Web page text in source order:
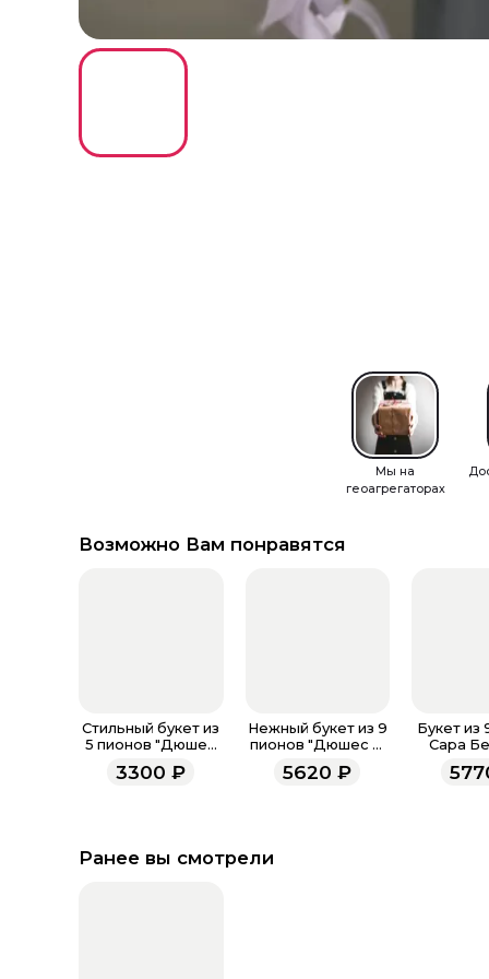
Мы на
геоагрегаторах
Возможно Вам понравятся
Стильный букет из
5 пионов "Дюшес
3300 ₽
Нежный букет из 9
пионов "Дюшес Д
5620 ₽
Букет из
Сара
Ранее вы смотрели